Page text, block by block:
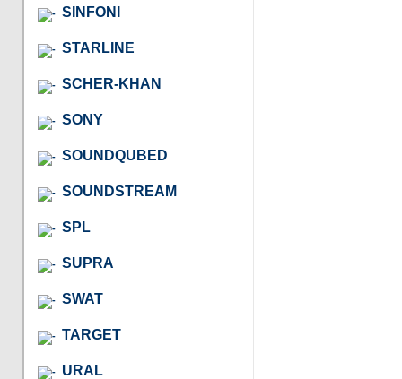
SINFONI
STARLINE
SCHER-KHAN
SONY
SOUNDQUBED
SOUNDSTREAM
SPL
SUPRA
SWAT
TARGET
URAL